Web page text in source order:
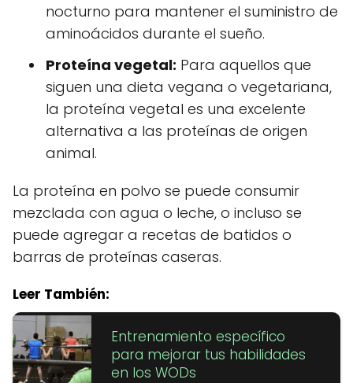
nocturno para mantener el suministro de
aminoácidos durante el sueño.
Proteína vegetal: Para aquellos que
siguen una dieta vegana o vegetariana,
la proteína vegetal es una excelente
alternativa a las proteínas de origen
animal.
La proteína en polvo se puede consumir
mezclada con agua o leche, o incluso se
puede agregar a recetas de batidos o
barras de proteínas caseras.
Leer También:
Entrenamiento específico
para mejorar tus habilidades
en los WODs